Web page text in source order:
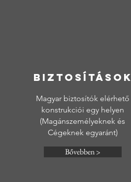
Biztosítások
Magyar biztosítók elérhető
konstrukciói egy helyen
(Magánszemélyeknek és
Cégeknek egyaránt)
Bővebben >